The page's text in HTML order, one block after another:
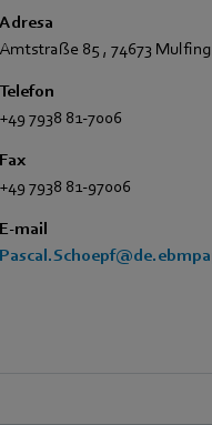
Adresa
Amtstraße 85 , 74673
Telefon
+49 7938 81-7006
Fax
+49 7938 81-97006
E-mail